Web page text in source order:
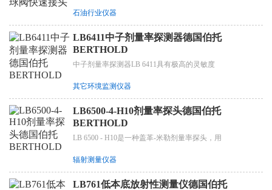
石油行业仪器
LB6411中子剂量率探测器德国伯托
BERTHOLD
中子剂量率探测器LB 6411具有极高的灵敏度
其它环境监测仪器
LB6500-4-H10剂量率探头德国伯托
BERTHOLD
LB 6500 - H10是一种盖革-米勒剂量率探头，用
辐射测量仪器
LB761低本底放射性测量仪德国伯托